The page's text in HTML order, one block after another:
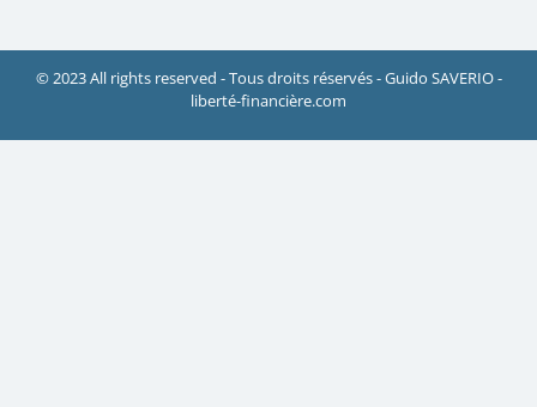
© 2023 All rights reserved - Tous droits réservés - Guido SAVERIO -
liberté-financière.com